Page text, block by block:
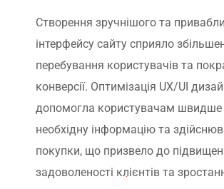
Створення зручнішого та
інтерфейсу сайту сприяло
перебування користувачів та
конверсії. Оптимізація UX/UI
допомогла користувачам швидше
необхідну інформацію та
покупки, що призвело до
задоволеності клієнтів та